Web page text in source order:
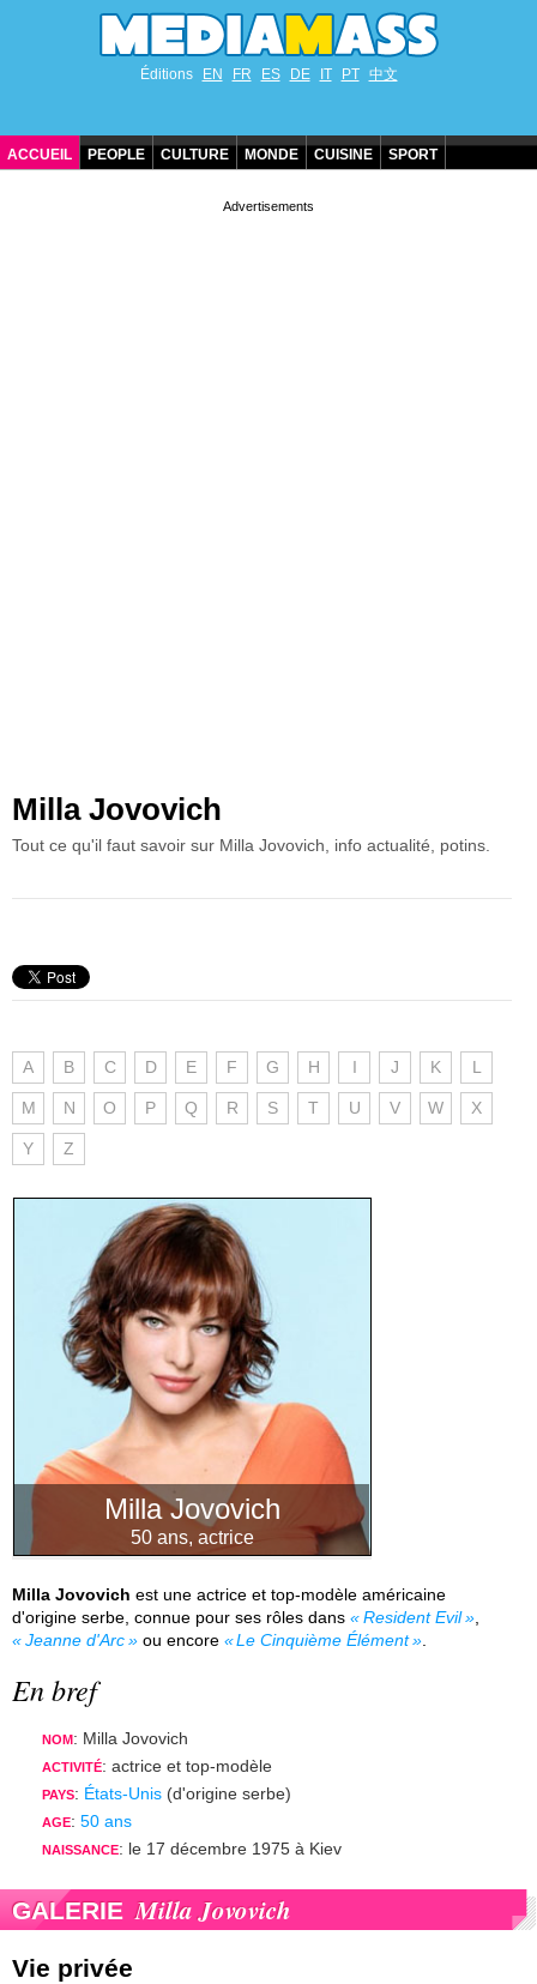
Éditions EN FR ES DE IT PT 中文
ACCUEIL PEOPLE CULTURE MONDE CUISINE SPORT
Milla Jovovich
Tout ce qu'il faut savoir sur Milla Jovovich, info actualité, potins.
A B C D E F G H I J K L
M N O P Q R S T U V W X
Y Z
Milla Jovovich
50 ans, actrice
Milla Jovovich est une actrice et top-modèle américaine
d'origine serbe, connue pour ses rôles dans
Resident Evil
,
Jeanne d'Arc
ou encore Le Cinquième Élément
En bref
NOM : Milla Jovovich
ACTIVITÉ: actrice et top-modèle
PAYS: États-Unis (d'origine serbe)
AGE: 50 ans
NAISSANCE: le 17 décembre 1975 à Kiev
GALERIE Milla Jovovich
Vie privée